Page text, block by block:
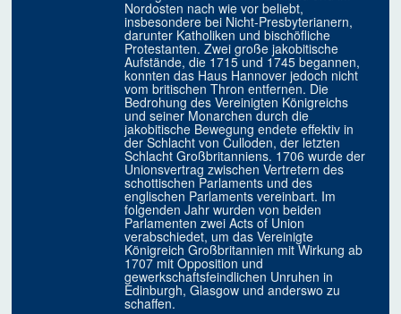
Nordosten nach wie vor beliebt,
insbesondere bei Nicht-Presbyterianern,
darunter Katholiken und bischöfliche
Protestanten. Zwei große jakobitische
Aufstände, die 1715 und 1745 begannen,
konnten das Haus Hannover jedoch nicht
vom britischen Thron entfernen. Die
Bedrohung des Vereinigten Königreichs
und seiner Monarchen durch die
jakobitische Bewegung endete effektiv in
der Schlacht von Culloden, der letzten
Schlacht Großbritanniens. 1706 wurde der
Unionsvertrag zwischen Vertretern des
schottischen Parlaments und des
englischen Parlaments vereinbart. Im
folgenden Jahr wurden von beiden
Parlamenten zwei Acts of Union
verabschiedet, um das Vereinigte
Königreich Großbritannien mit Wirkung ab
1707 mit Opposition und
gewerkschaftsfeindlichen Unruhen in
Edinburgh, Glasgow und anderswo zu
schaffen.